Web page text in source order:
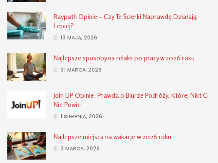
Raypath Opinie – Czy Te Ścierki Naprawdę Działają
Lepiej?
13 MAJA, 2026
Najlepsze sposoby na relaks po pracy w 2026 roku
31 MARCA, 2026
Join UP Opinie: Prawda o Biurze Podróży, Której Nikt Ci
Nie Powie
1 SIERPNIA, 2026
Najlepsze miejsca na wakacje w 2026 roku
3 MARCA, 2026